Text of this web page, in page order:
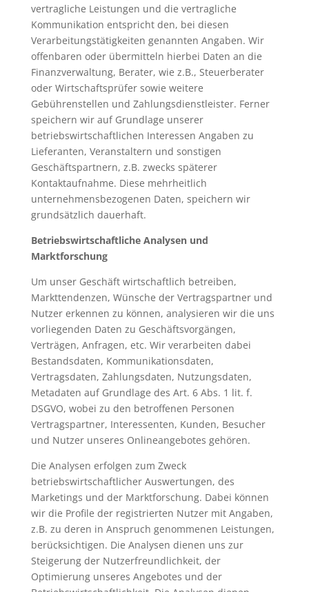
vertragliche Leistungen und die vertragliche
Kommunikation entspricht den, bei diesen
Verarbeitungstätigkeiten genannten Angaben. Wir
offenbaren oder übermitteln hierbei Daten an die
Finanzverwaltung, Berater, wie z.B., Steuerberater
oder Wirtschaftsprüfer sowie weitere
Gebührenstellen und Zahlungsdienstleister. Ferner
speichern wir auf Grundlage unserer
betriebswirtschaftlichen Interessen Angaben zu
Lieferanten, Veranstaltern und sonstigen
Geschäftspartnern, z.B. zwecks späterer
Kontaktaufnahme. Diese mehrheitlich
unternehmensbezogenen Daten, speichern wir
grundsätzlich dauerhaft.
Betriebswirtschaftliche Analysen und
Marktforschung
Um unser Geschäft wirtschaftlich betreiben,
Markttendenzen, Wünsche der Vertragspartner und
Nutzer erkennen zu können, analysieren wir die uns
vorliegenden Daten zu Geschäftsvorgängen,
Verträgen, Anfragen, etc. Wir verarbeiten dabei
Bestandsdaten, Kommunikationsdaten,
Vertragsdaten, Zahlungsdaten, Nutzungsdaten,
Metadaten auf Grundlage des Art. 6 Abs. 1 lit. f.
DSGVO, wobei zu den betroffenen Personen
Vertragspartner, Interessenten, Kunden, Besucher
und Nutzer unseres Onlineangebotes gehören.
Die Analysen erfolgen zum Zweck
betriebswirtschaftlicher Auswertungen, des
Marketings und der Marktforschung. Dabei können
wir die Profile der registrierten Nutzer mit Angaben,
z.B. zu deren in Anspruch genommenen Leistungen,
berücksichtigen. Die Analysen dienen uns zur
Steigerung der Nutzerfreundlichkeit, der
Optimierung unseres Angebotes und der